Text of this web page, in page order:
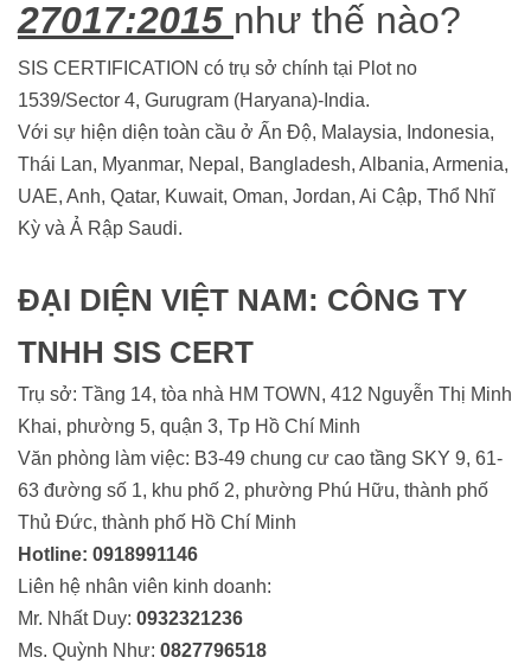
27017:2015 như thế nào?
SIS CERTIFICATION có trụ sở chính tại Plot no
1539/Sector 4, Gurugram (Haryana)-India.
Với sự hiện diện toàn cầu ở Ấn Độ, Malaysia, Indonesia,
Thái Lan, Myanmar, Nepal, Bangladesh, Albania, Armenia,
UAE, Anh, Qatar, Kuwait, Oman, Jordan, Ai Cập, Thổ Nhĩ
Kỳ và Ả Rập Saudi.
ĐẠI DIỆN VIỆT NAM: CÔNG TY
TNHH SIS CERT
Trụ sở: Tầng 14, tòa nhà HM TOWN, 412 Nguyễn Thị Minh
Khai, phường 5, quận 3, Tp Hồ Chí Minh
Văn phòng làm việc: B3-49 chung cư cao tầng SKY 9, 61-
63 đường số 1, khu phố 2, phường Phú Hữu, thành phố
Thủ Đức, thành phố Hồ Chí Minh
Hotline: 0918991146
Liên hệ nhân viên kinh doanh:
Mr. Nhất Duy: 0932321236
Ms. Quỳnh Như: 0827796518